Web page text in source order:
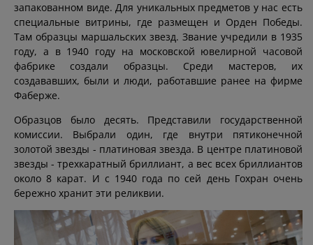
запакованном виде. Для уникальных предметов у нас есть
специальные витрины, где размещен и Орден Победы.
Там образцы маршальских звезд. Звание учредили в 1935
году, а в 1940 году на московской ювелирной часовой
фабрике создали образцы. Среди мастеров, их
создававших, были и люди, работавшие ранее на фирме
Фаберже.
Образцов было десять. Представили государственной
комиссии. Выбрали один, где внутри пятиконечной
золотой звезды - платиновая звезда. В центре платиновой
звезды - трехкаратный бриллиант, а вес всех бриллиантов
около 8 карат. И с 1940 года по сей день Гохран очень
бережно хранит эти реликвии.